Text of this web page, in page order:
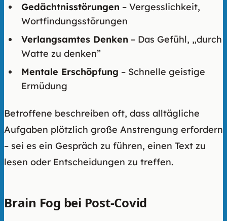
Gedächtnisstörungen – Vergesslichkeit,
Wortfindungsstörungen
Verlangsamtes Denken – Das Gefühl, „durch
Watte zu denken”
Mentale Erschöpfung – Schnelle geistige
Ermüdung
Betroffene beschreiben oft, dass alltägliche
Aufgaben plötzlich große Anstrengung erfordern
– sei es ein Gespräch zu führen, einen Text zu
lesen oder Entscheidungen zu treffen.
Brain Fog bei Post-Covid